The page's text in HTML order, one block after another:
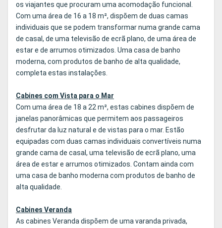
os viajantes que procuram uma acomodação funcional.
Com uma área de 16 a 18 m², dispõem de duas camas
individuais que se podem transformar numa grande cama
de casal, de uma televisão de ecrã plano, de uma área de
estar e de arrumos otimizados. Uma casa de banho
moderna, com produtos de banho de alta qualidade,
completa estas instalações.
Cabines com Vista para o Mar
Com uma área de 18 a 22 m², estas cabines dispõem de
janelas panorâmicas que permitem aos passageiros
desfrutar da luz natural e de vistas para o mar. Estão
equipadas com duas camas individuais convertíveis numa
grande cama de casal, uma televisão de ecrã plano, uma
área de estar e arrumos otimizados. Contam ainda com
uma casa de banho moderna com produtos de banho de
alta qualidade.
Cabines Veranda
As cabines Veranda dispõem de uma varanda privada,